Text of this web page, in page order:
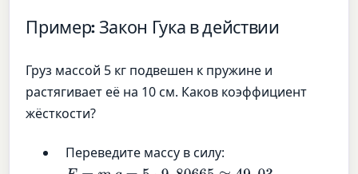
Пример: Закон Гука в действии
Груз массой 5 кг подвешен к пружине и
растягивает её на 10 см. Каков коэффициент
жёсткости?
Переведите массу в силу: